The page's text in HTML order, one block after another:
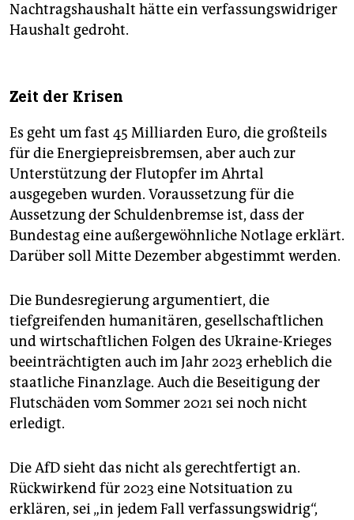
Nachtragshaushalt hätte ein verfassungswidriger
Haushalt gedroht.
Zeit der Krisen
Es geht um fast 45 Milliarden Euro, die großteils
für die Energiepreisbremsen, aber auch zur
Unterstützung der Flutopfer im Ahrtal
ausgegeben wurden. Voraussetzung für die
Aussetzung der Schuldenbremse ist, dass der
Bundestag eine außergewöhnliche Notlage erklärt.
Darüber soll Mitte Dezember abgestimmt werden.
Die Bundesregierung argumentiert, die
tiefgreifenden humanitären, gesellschaftlichen
und wirtschaftlichen Folgen des Ukraine-Krieges
beeinträchtigten auch im Jahr 2023 erheblich die
staatliche Finanzlage. Auch die Beseitigung der
Flutschäden vom Sommer 2021 sei noch nicht
erledigt.
Die AfD sieht das nicht als gerechtfertigt an.
Rückwirkend für 2023 eine Notsituation zu
erklären, sei „in jedem Fall verfassungswidrig“,